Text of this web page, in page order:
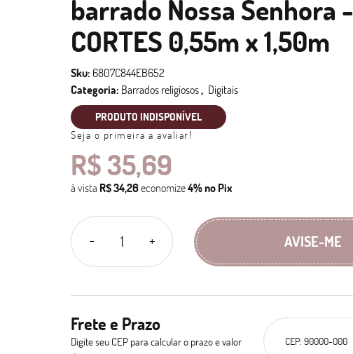
barrado Nossa Senhora -
CORTES 0,55m x 1,50m
Sku: 6807C844EB652
Categoria: Barrados religiosos Digitais
PRODUTO INDISPONÍVEL
Seja o primeira a avaliar!
R$ 35,69
à vista R$ 34,26economize4%no Pix
AVISE-ME
Frete e Prazo
Digite seu CEP para calcular o prazo e valor